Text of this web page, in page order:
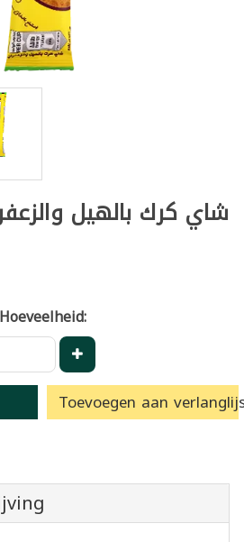
شاي كرك بالهيل
Hoeveelheid:
Toevoegen aan